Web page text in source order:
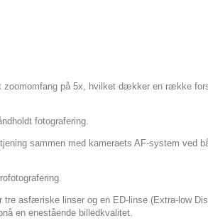
på 5x, hvilket dækker en række
fotografering.
sammen med kameraets AF-system ved
asfæriske linser og en ED-linse (Extra-low
en enestående billedkvalitet.